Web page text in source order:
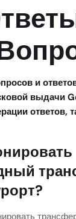
и
выдачи
ответов,